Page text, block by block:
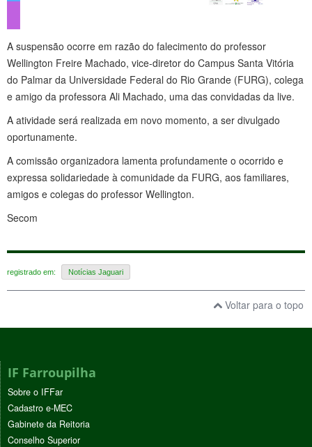
A suspensão ocorre em razão do falecimento do professor
Wellington Freire Machado, vice-diretor do Campus Santa Vitória
do Palmar da Universidade Federal do Rio Grande (FURG), colega
e amigo da professora Ali Machado, uma das convidadas da live.
A atividade será realizada em novo momento, a ser divulgado
oportunamente.
A comissão organizadora lamenta profundamente o ocorrido e
expressa solidariedade à comunidade da FURG, aos familiares,
amigos e colegas do professor Wellington.
Secom
registrado em: Notícias Jaguari
Voltar para o topo
IF Farroupilha
Sobre o IFFar
Cadastro e-MEC
Gabinete da Reitoria
Conselho Superior